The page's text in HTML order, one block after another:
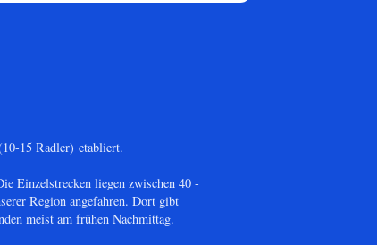
15 Radler) etabliert.
Einzelstrecken liegen zwischen 40 -
Region angefahren. Dort gibt
meist am frühen Nachmittag.